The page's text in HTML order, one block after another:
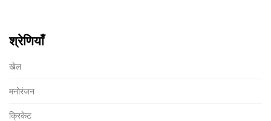
श्रेणियाँ
खेल
मनोरंजन
क्रिकेट